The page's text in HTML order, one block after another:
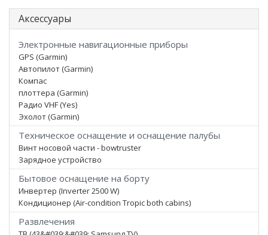
Аксессуары
Электронные навигационные приборы
GPS (Garmin)
Автопилот (Garmin)
Компас
плоттера (Garmin)
Радио VHF (Yes)
Эхолот (Garmin)
Техническое оснащение и оснащение палубы
Винт носовой части - bowtruster
Зарядное устройство
Бытовое оснащение на борту
Инвертер (Inverter 2500 W)
Кондиционер (Air-condition Tropic both cabins)
Развлечения